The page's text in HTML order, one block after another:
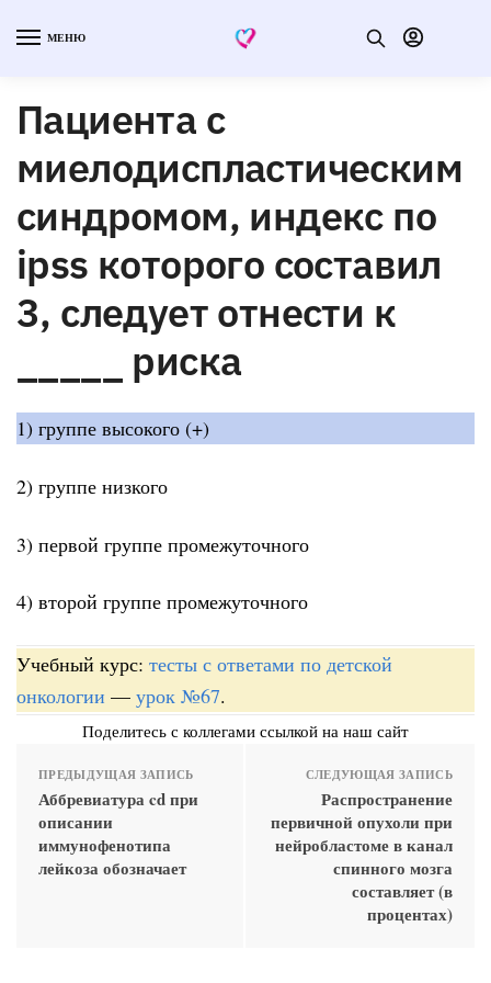
МЕНЮ
Пациента с
миелодиспластическим
синдромом, индекс по
ipss которого составил
3, следует отнести к
_____ риска
1) группе высокого (+)
2) группе низкого
3) первой группе промежуточного
4) второй группе промежуточного
Учебный курс: тесты с ответами по детской
онкологии — урок №67.
Поделитесь с коллегами ссылкой на наш сайт
ПРЕДЫДУЩАЯ ЗАПИСЬ
Аббревиатура cd при
описании
иммунофенотипа
лейкоза обозначает
СЛЕДУЮЩАЯ ЗАПИСЬ
Распространение
первичной опухоли при
нейробластоме в канал
спинного мозга
составляет (в
процентах)